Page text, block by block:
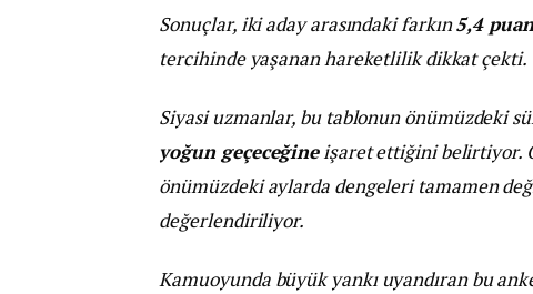
Sonuçlar, iki aday arasındaki farkın5,4
tercihinde yaşanan hareketlilik dikkat çekti.
Siyasi uzmanlar, bu tablonun önümüzdeki
yoğun geçeceğineişaret ettiğini belirtiyor.
önümüzdeki aylarda dengeleri tamamen
değerlendiriliyor.
Kamuoyunda büyük yankı uyandıran bu